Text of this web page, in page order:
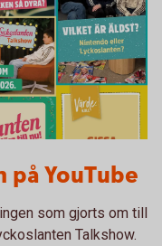
på YouTube
som gjorts om till
Talkshow.